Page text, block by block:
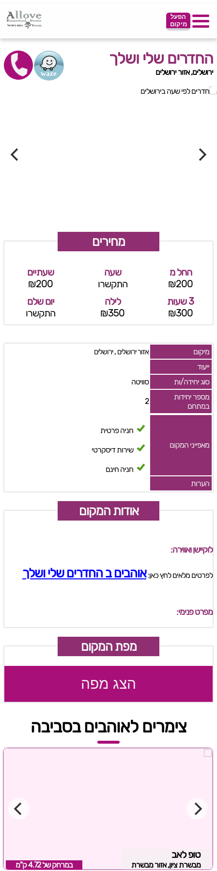
הפעל
מיקום
החדרים שלי ושלך
ירושלים, אזור ירושלים
מחירים
החל מ
₪200
שעה
התקשרו
שעתיים
₪200
3 שעות
₪300
לילה
₪350
יום שלם
התקשרו
מיקום אזור ירושלים,ירושלים
ייעוד
סוג יחידה/ות
סוויטה
מספר יחידות
במתחם
2
מאפייני המקום
חניה פרטית
שירות דיסקרטי
חניה חינם
הערות
אודות המקום
לוקיישן ואווירה:
לפרטים מלאים לחץ כאן:אוהבים ב החדרים שלי ושלך
מפרט פנימי:
מפת המקום
הצג מפה
צימרים לאוהבים בסביבה
טופ לאב
מבשרת ציון, אזור מבשרת במרחק של 4.72 ק"מ